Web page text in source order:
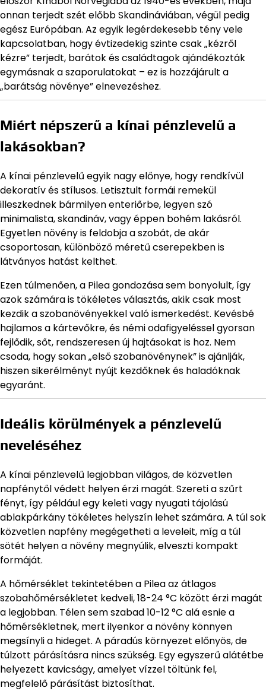
onnan terjedt szét előbb Skandináviában, végül pedig
egész Európában. Az egyik legérdekesebb tény vele
kapcsolatban, hogy évtizedekig szinte csak „kézről
kézre” terjedt, barátok és családtagok ajándékozták
egymásnak a szaporulatokat – ez is hozzájárult a
„barátság növénye” elnevezéshez.
Miért népszerű a kínai pénzlevelű a
lakásokban?
A kínai pénzlevelű egyik nagy előnye, hogy rendkívül
dekoratív és stílusos. Letisztult formái remekül
illeszkednek bármilyen enteriőrbe, legyen szó
minimalista, skandináv, vagy éppen bohém lakásról.
Egyetlen növény is feldobja a szobát, de akár
csoportosan, különböző méretű cserepekben is
látványos hatást kelthet.
Ezen túlmenően, a Pilea gondozása sem bonyolult, így
azok számára is tökéletes választás, akik csak most
kezdik a szobanövényekkel való ismerkedést. Kevésbé
hajlamos a kártevőkre, és némi odafigyeléssel gyorsan
fejlődik, sőt, rendszeresen új hajtásokat is hoz. Nem
csoda, hogy sokan „első szobanövénynek” is ajánlják,
hiszen sikerélményt nyújt kezdőknek és haladóknak
egyaránt.
Ideális körülmények a pénzlevelű
neveléséhez
A kínai pénzlevelű legjobban világos, de közvetlen
napfénytől védett helyen érzi magát. Szereti a szűrt
fényt, így például egy keleti vagy nyugati tájolású
ablakpárkány tökéletes helyszín lehet számára. A túl sok
közvetlen napfény megégetheti a leveleit, míg a túl
sötét helyen a növény megnyúlik, elveszti kompakt
formáját.
A hőmérséklet tekintetében a Pilea az átlagos
szobahőmérsékletet kedveli, 18-24 °C között érzi magát
a legjobban. Télen sem szabad 10-12 °C alá esnie a
hőmérsékletnek, mert ilyenkor a növény könnyen
megsínyli a hideget. A páradús környezet előnyös, de
túlzott párásításra nincs szükség. Egy egyszerű alátétbe
helyezett kavicságy, amelyet vízzel töltünk fel,
megfelelő párásítást biztosíthat.